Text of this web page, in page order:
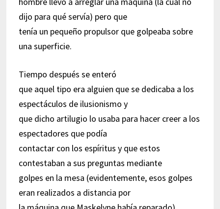
dijo para qué servía) pero que
tenía un pequeño propulsor que golpeaba sobre
una superficie.
Tiempo después se enteró
que aquel tipo era alguien que se dedicaba a los
espectáculos de ilusionismo y
que dicho artilugio lo usaba para hacer creer a los
espectadores que podía
contactar con los espíritus y que estos
contestaban a sus preguntas mediante
golpes en la mesa (evidentemente, esos golpes
eran realizados a distancia por